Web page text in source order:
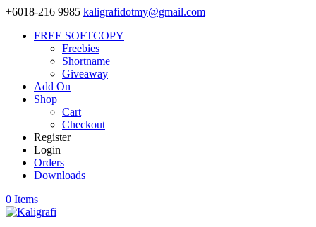
+6018-216 9985 kaligrafidotmy@gmail.com
FREE SOFTCOPY
Freebies
Shortname
Giveaway
Add On
Shop
Cart
Checkout
Register
Login
Orders
Downloads
0 Items